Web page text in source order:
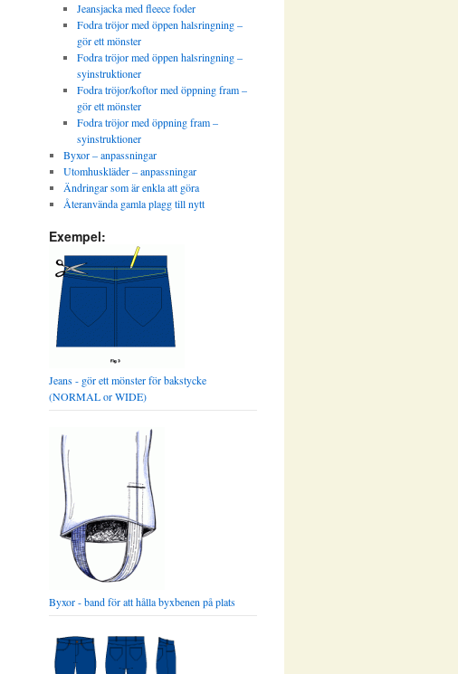
Jeansjacka med fleece foder
Fodra tröjor med öppen halsringning –
gör ett mönster
Fodra tröjor med öppen halsringning –
syinstruktioner
Fodra tröjor/koftor med öppning fram –
gör ett mönster
Fodra tröjor med öppning fram –
syinstruktioner
Byxor – anpassningar
Utomhuskläder – anpassningar
Ändringar som är enkla att göra
Återanvända gamla plagg till nytt
Exempel:
Jeans - gör ett mönster för bakstycke
(NORMAL or WIDE)
Byxor - band för att hålla byxbenen på plats